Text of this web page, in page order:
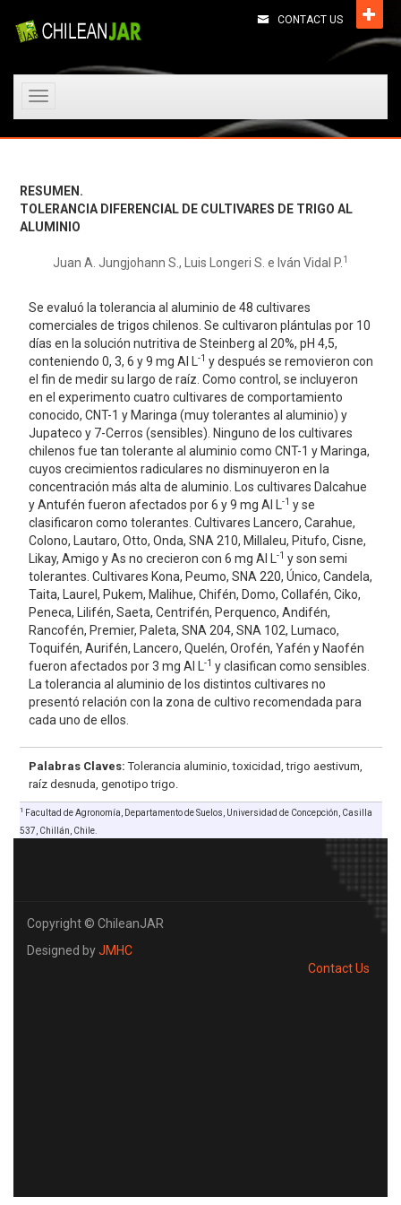
CONTACT US
Toggle
RESUMEN.
TOLERANCIA DIFERENCIAL DE CULTIVARES DE TRIGO AL
ALUMINIO
Juan A. Jungjohann S., Luis Longeri S. e Iván Vidal P. 1
Se evaluó la tolerancia al aluminio de 48 cultivares
comerciales de trigos chilenos. Se cultivaron plántulas por 10
días en la solución nutritiva de Steinberg al 20%, pH 4,5,
conteniendo 0, 3, 6 y 9 mg Al L
-1 y después se removieron con
el fin de medir su largo de raíz. Como control, se incluyeron
en el experimento cuatro cultivares de comportamiento
conocido, CNT-1 y Maringa (muy tolerantes al aluminio) y
Jupateco y 7-Cerros (sensibles). Ninguno de los cultivares
chilenos fue tan tolerante al aluminio como CNT-1 y Maringa,
cuyos crecimientos radiculares no disminuyeron en la
concentración más alta de aluminio. Los cultivares Dalcahue
y Antufén fueron afectados por 6 y 9 mg Al L
-1 y se
clasificaron como tolerantes. Cultivares Lancero, Carahue,
Colono, Lautaro, Otto, Onda, SNA 210, Millaleu, Pitufo, Cisne,
Likay, Amigo y As no crecieron con 6 mg Al L
-1 y son semi
tolerantes. Cultivares Kona, Peumo, SNA 220, Único, Candela,
Taita, Laurel, Pukem, Malihue, Chifén, Domo, Collafén, Ciko,
Peneca, Lilifén, Saeta, Centrifén, Perquenco, Andifén,
Rancofén, Premier, Paleta, SNA 204, SNA 102, Lumaco,
Toquifén, Aurifén, Lancero, Quelén, Orofén, Yafén y Naofén
fueron afectados por 3 mg Al L
-1 y clasifican como sensibles.
La tolerancia al aluminio de los distintos cultivares no
presentó relación con la zona de cultivo recomendada para
cada uno de ellos.
Palabras Claves: Tolerancia aluminio, toxicidad, trigo aestivum,
raíz desnuda, genotipo trigo.
1 Facultad de Agronomía, Departamento de Suelos, Universidad de Concepción, Casilla
537, Chillán, Chile.
Copyright © ChileanJAR
Designed byJMHC
Contact Us